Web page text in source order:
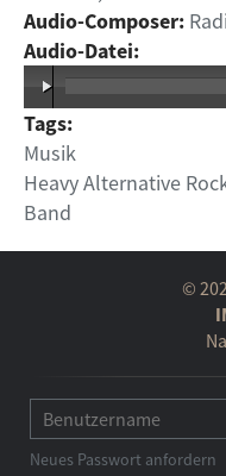
Audio-Composer:
Audio-Datei:
Tags:
Musik
Heavy Alternative
Band
©
Neues Passwort anfordern